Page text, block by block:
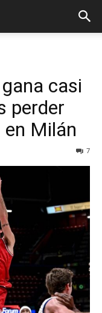
casi
perder
Milán
7